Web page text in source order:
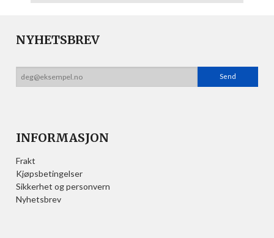
NYHETSBREV
INFORMASJON
Frakt
Kjøpsbetingelser
Sikkerhet og personvern
Nyhetsbrev